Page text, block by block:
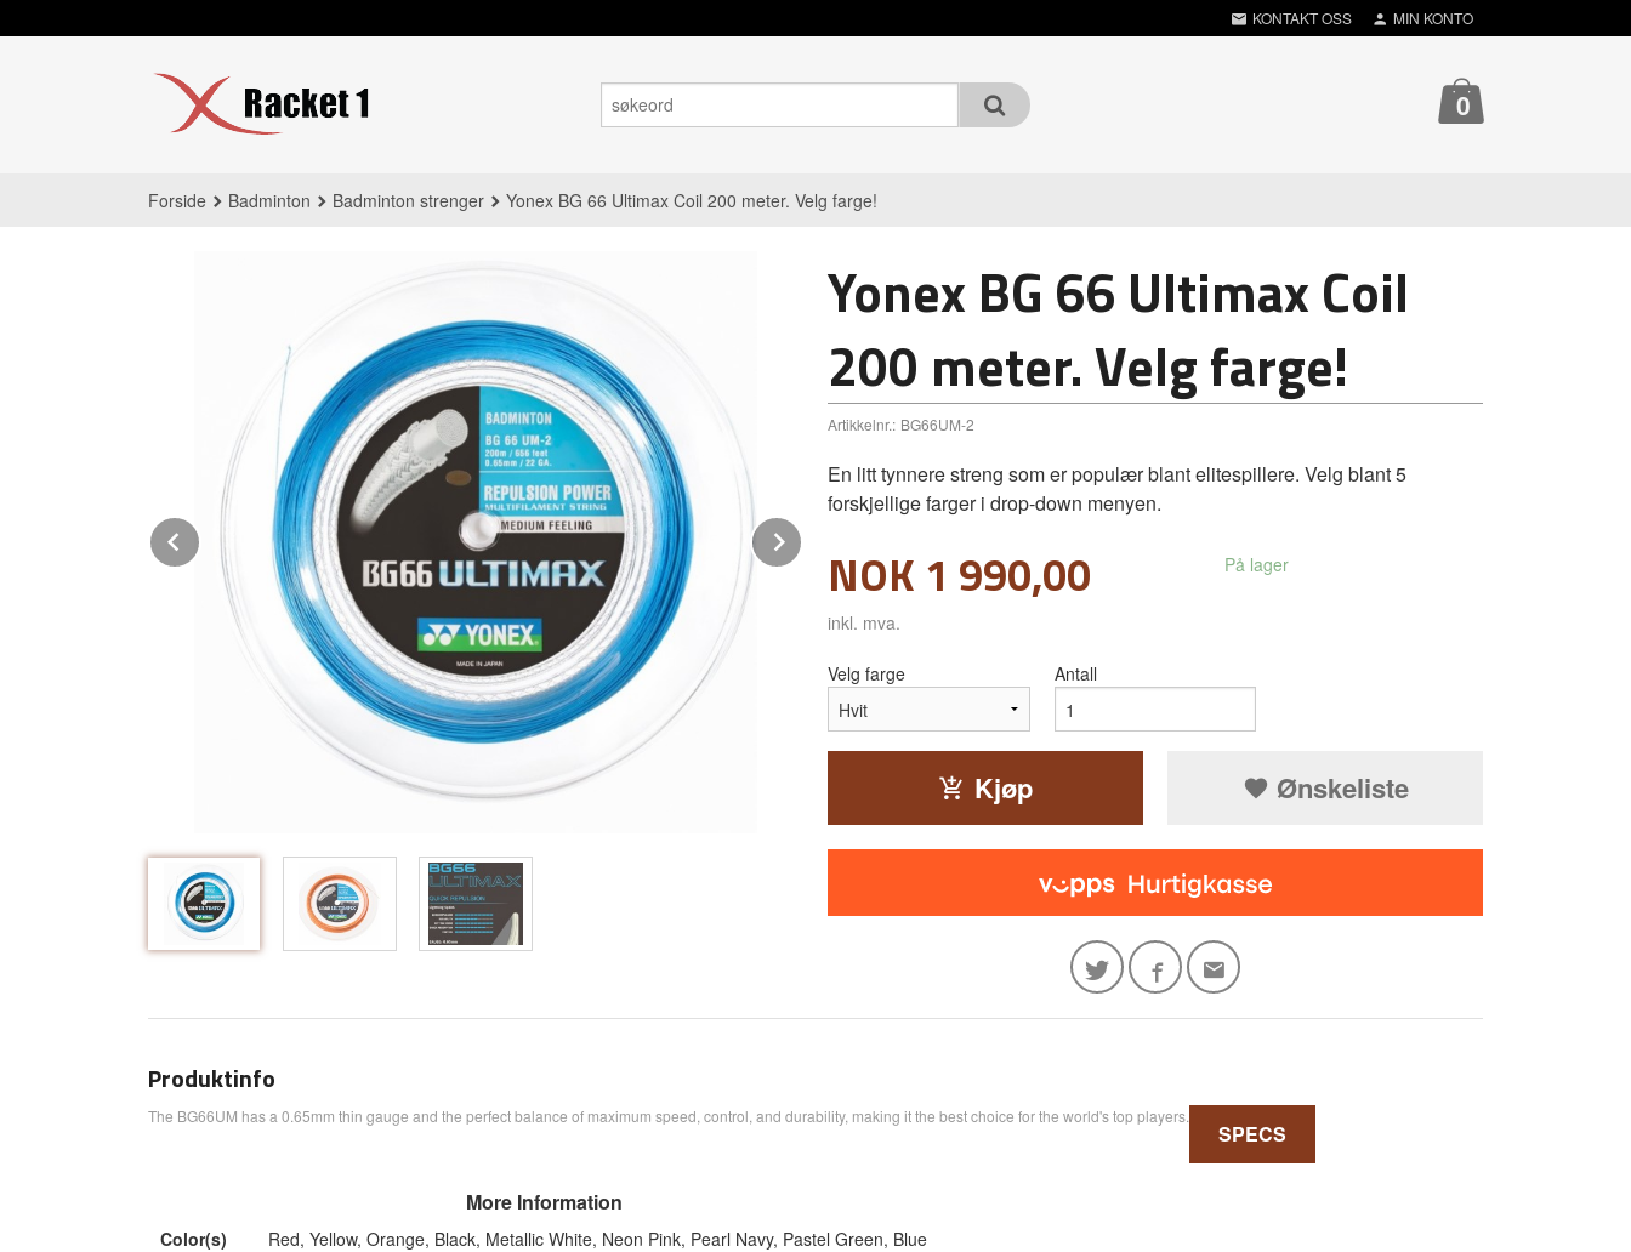
til
KONTAKT OSS MIN KONTO
0
Forside Badminton Badminton strenger Yonex BG 66 Ultimax Coil 200 meter. Velg farge!
Yonex BG 66 Ultimax Coil
200 meter. Velg farge!
Artikkelnr.: BG66UM-2
En litt tynnere streng som er populær blant elitespillere. Velg blant 5
forskjellige farger i drop-down menyen.
Pris
NOK 1 990,00
inkl. mva.
På lager
Velg farge Antall
Kjøp Ønskeliste
Produktinfo
The BG66UM has a 0.65mm thin gauge and the perfect balance of maximum speed, control, and durability, making it the best choice for the world's top players.
SPECS
More Information
Color(s)
Red, Yellow, Orange, Black, Metallic White, Neon Pink, Pearl Navy, Pastel Green, Blue